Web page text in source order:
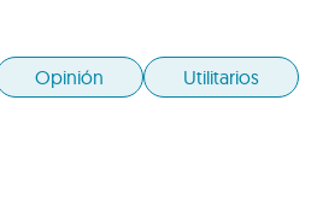
Opinión
Utilitarios